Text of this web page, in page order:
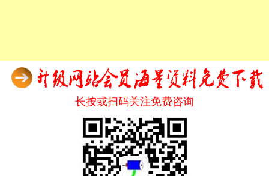
长按或扫码关注免费咨询